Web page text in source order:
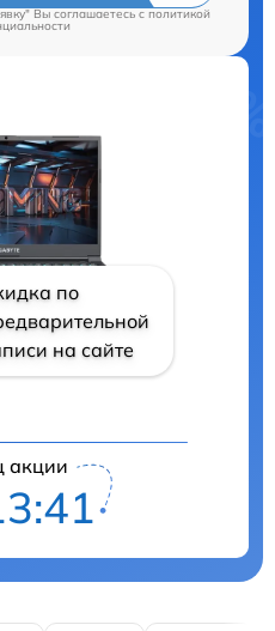
Вы соглашаетесь cполитикой
по
на сайте
акции